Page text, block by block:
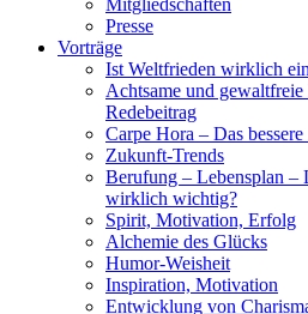
Mitgliedschaften
Presse
Vorträge
Ist Weltfrieden wirklich
Achtsame und
Redebeitrag
Carpe Hora – Das
Zukunft-Trends
Berufung – Lebensplan –
wirklich wichtig?
Spirit, Motivation, Erfolg
Alchemie des Glücks
Humor-Weisheit
Inspiration, Motivation
Entwicklung von